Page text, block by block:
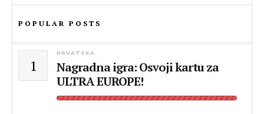
POPULAR POSTS
1
HRVATSKA
Nagradna igra: Osvoji kartu za
ULTRA EUROPE!